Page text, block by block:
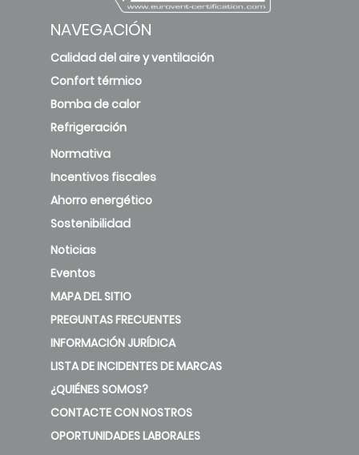
NAVEGACIÓN
Calidad del aire y ventilación
Confort térmico
Bomba de calor
Refrigeración
Normativa
Incentivos fiscales
Ahorro energético
Sostenibilidad
Noticias
Eventos
MAPA DEL SITIO
PREGUNTAS FRECUENTES
INFORMACIÓN JURÍDICA
LISTA DE INCIDENTES DE MARCAS
¿QUIÉNES SOMOS?
CONTACTE CON NOSTROS
OPORTUNIDADES LABORALES